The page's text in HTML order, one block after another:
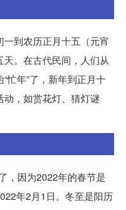
到农历正月十五（元宵
。在古代民间，人们从
忙年”了，新年到正月十
，如赏花灯、猜灯谜
，因为2022年的春节是
年2月1日。冬至是阳历